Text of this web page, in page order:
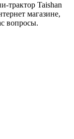
трактор Taishan
магазине,
вопросы.